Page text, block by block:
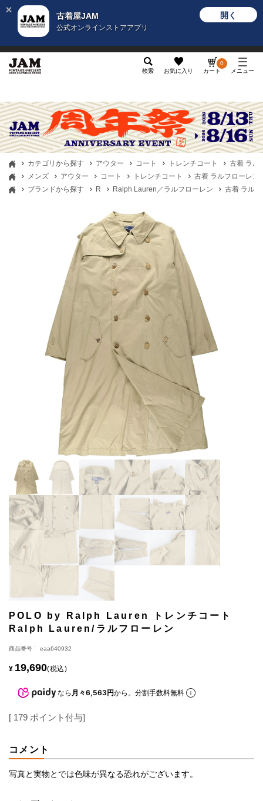
古着屋JAM
公式オンラインストアアプリ
開く
検索 お気に入り カート
0
メニュー
カテゴリから探す アウター コート トレンチコート
古着 ラル
メンズ
アウター コート トレンチコート
古着 ラルフローレ
ブランドから探す
R Ralph Lauren／ラルフローレン 古着 ラル
POLO by Ralph Lauren トレンチコート
Ralph Lauren/ラルフローレン
商品番号 eaa640932
¥ 19,690 税込
なら 月々6,563円から。分割手数料無料
[ 179 ポイント付与]
コメント
写真と実物とでは色味が異なる恐れがございます。